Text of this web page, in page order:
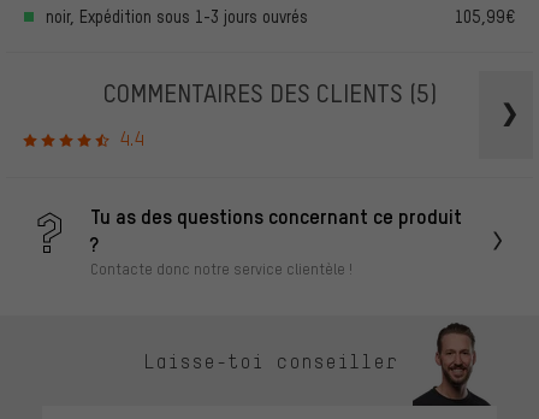
noir, Expédition sous 1-3 jours ouvrés 105,99€
COMMENTAIRES DES CLIENTS (5)
4.4
Tu as des questions concernant ce produit
?
Contacte donc notre service clientèle !
Laisse-toi conseiller